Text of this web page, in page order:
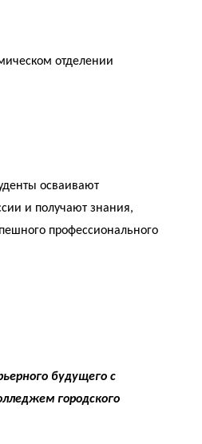
отделении
осваивают
и получают знания,
профессионального
будущего с
городского